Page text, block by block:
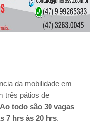
da mobilidade em
três pátios de
Ao todo são 30 vagas
7 hrs às 20 hrs.